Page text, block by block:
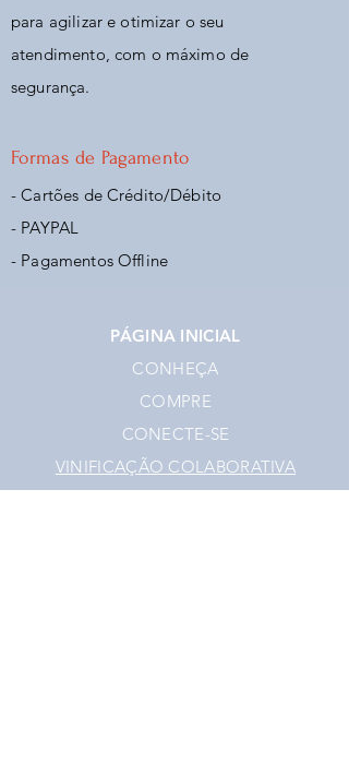
para agilizar e otimizar o seu
atendimento, com o máximo de
segurança.
Formas de Pagamento
- Cartões de Crédito/Débito
- PAYPAL
- Pagamentos Offline
PÁGINA INICIAL
CONHEÇA
COMPRE
CONECTE-SE
VINIFICAÇÃO COLABORATIVA